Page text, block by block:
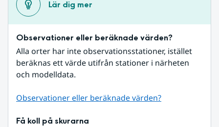
Lär dig mer
Observationer eller beräknade värden?
Alla orter har inte observationsstationer, istället
beräknas ett värde utifrån stationer i närheten
och modelldata.
Observationer eller beräknade värden?
Få koll på skurarna